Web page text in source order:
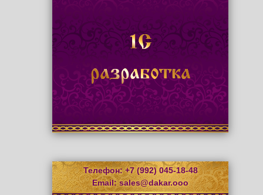
1С
разработка
Телефон: +7 (992) 045-18-48
Email:sales@dakar.ooo